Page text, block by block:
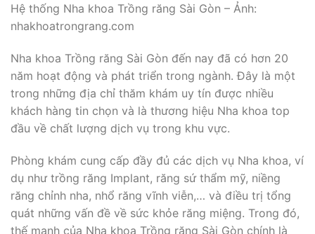
Hệ thống Nha khoa Trồng răng Sài Gòn – Ảnh:
nhakhoatrongrang.com
Nha khoa Trồng răng Sài Gòn đến nay đã có hơn 20
năm hoạt động và phát triển trong ngành. Đây là một
trong những địa chỉ thăm khám uy tín được nhiều
khách hàng tin chọn và là thương hiệu Nha khoa top
đầu về chất lượng dịch vụ trong khu vực.
Phòng khám cung cấp đầy đủ các dịch vụ Nha khoa, ví
dụ như trồng răng Implant, răng sứ thẩm mỹ, niềng
răng chỉnh nha, nhổ răng vĩnh viễn,… và điều trị tổng
quát những vấn đề về sức khỏe răng miệng. Trong đó,
thế mạnh của Nha khoa Trồng răng Sài Gòn chính là